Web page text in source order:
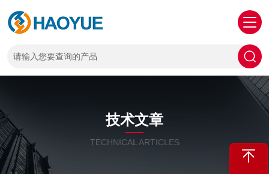
技术文章
TECHNICAL ARTICLES